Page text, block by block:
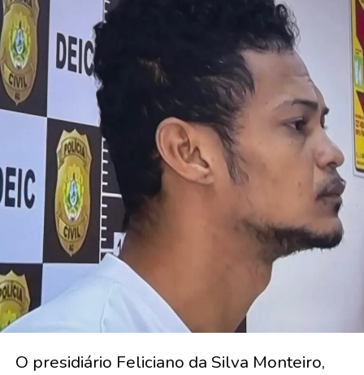
O presidiário Feliciano da Silva Monteiro,